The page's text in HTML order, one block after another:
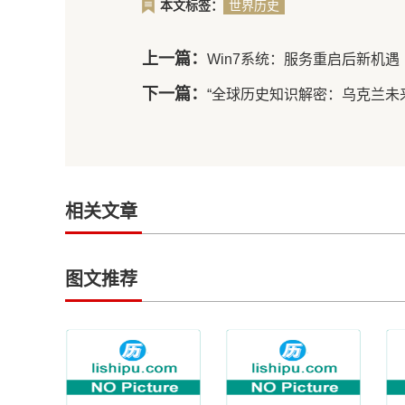
本文标签： 世界历史
上一篇： Win7系统：服务重启后新机遇
下一篇： “全球历史知识解密：乌克兰未
相关文章
图文推荐